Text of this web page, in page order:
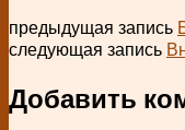
предыдущая запись
следующая запись
Добавить